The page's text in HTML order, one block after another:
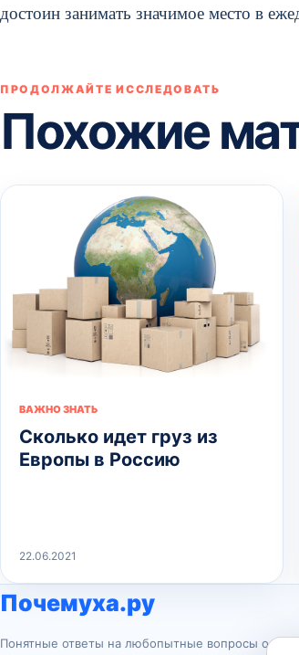
достоин занимать значимое место в
ПРОДОЛЖАЙТЕ ИССЛЕДОВАТЬ
Похожие
ВАЖНО ЗНАТЬ
Сколько идет груз из
Европы в Россию
22.06.2021
Почемуха.ру
Понятные ответы на любопытные вопросы о